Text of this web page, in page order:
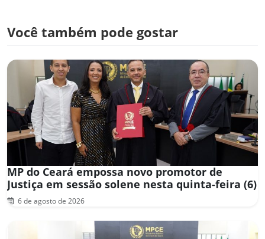
Você também pode gostar
MP do Ceará empossa novo promotor de
Justiça em sessão solene nesta quinta-feira (6)
6 de agosto de 2026